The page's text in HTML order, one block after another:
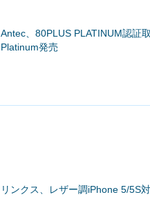
Antec、80PLUS PLATINUM認証
Platinum発売
リンクス、レザー調iPhone 5/5S